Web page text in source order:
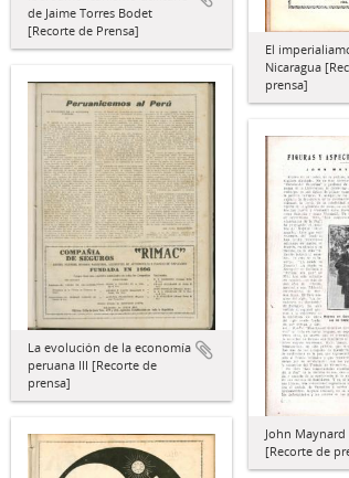
de Jaime Torres Bodet
[Recorte de Prensa]
El
Nicaragua
prensa]
La evolución de la economía
peruana III [Recorte de
prensa]
John Maynard
[Recorte de